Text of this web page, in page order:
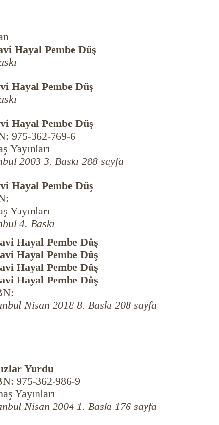
Hayal Pembe Düş
Hayal Pembe Düş
Hayal Pembe Düş
975-362-769-6
Yayınları
2003 3. Baskı 288 sayfa
Hayal Pembe Düş
Yayınları
4. Baskı
Hayal Pembe Düş
Hayal Pembe Düş
Hayal Pembe Düş
Hayal Pembe Düş
Nisan 2018 8. Baskı 208 sayfa
Yurdu
975-362-986-9
Yayınları
Nisan 2004 1. Baskı 176 sayfa